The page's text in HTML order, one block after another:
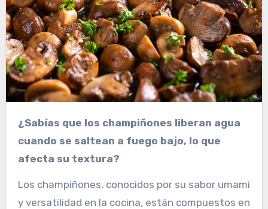
¿Sabías que los champiñones liberan agua
cuando se saltean a fuego bajo, lo que
afecta su textura?
Los champiñones, conocidos por su sabor umami
y versatilidad en la cocina, están compuestos en